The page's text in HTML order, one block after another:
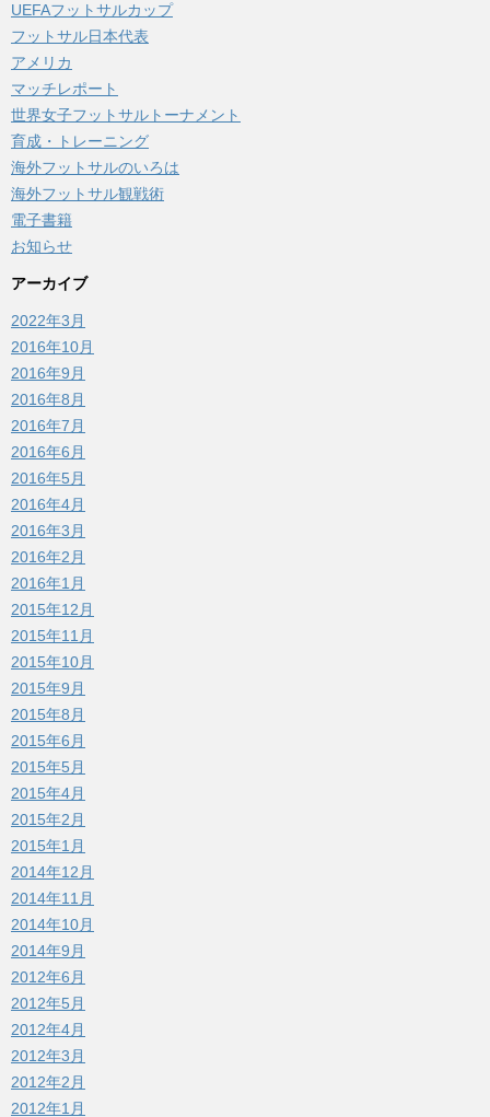
UEFAフットサルカップ
フットサル日本代表
アメリカ
マッチレポート
世界女子フットサルトーナメント
育成・トレーニング
海外フットサルのいろは
海外フットサル観戦術
電子書籍
お知らせ
アーカイブ
2022年3月
2016年10月
2016年9月
2016年8月
2016年7月
2016年6月
2016年5月
2016年4月
2016年3月
2016年2月
2016年1月
2015年12月
2015年11月
2015年10月
2015年9月
2015年8月
2015年6月
2015年5月
2015年4月
2015年2月
2015年1月
2014年12月
2014年11月
2014年10月
2014年9月
2012年6月
2012年5月
2012年4月
2012年3月
2012年2月
2012年1月